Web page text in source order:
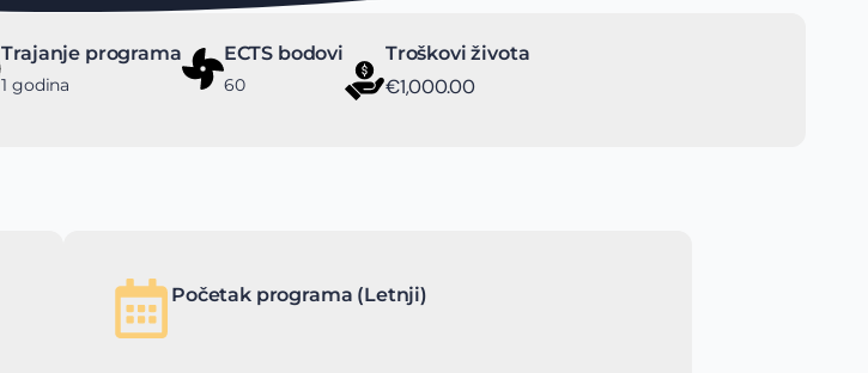
Trajanje programa
1 godina
ECTS bodovi
60
Troškovi života
€1,000.00
Početak programa (Letnji)